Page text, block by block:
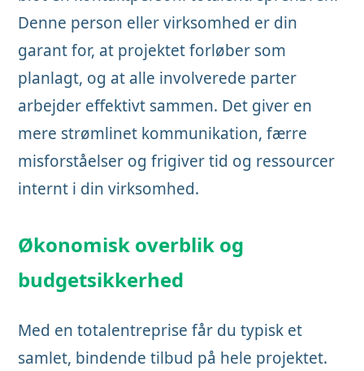
Denne person eller virksomhed er din
garant for, at projektet forløber som
planlagt, og at alle involverede parter
arbejder effektivt sammen. Det giver en
mere strømlinet kommunikation, færre
misforståelser og frigiver tid og ressourcer
internt i din virksomhed.
Økonomisk overblik og
budgetsikkerhed
Med en totalentreprise får du typisk et
samlet, bindende tilbud på hele projektet.